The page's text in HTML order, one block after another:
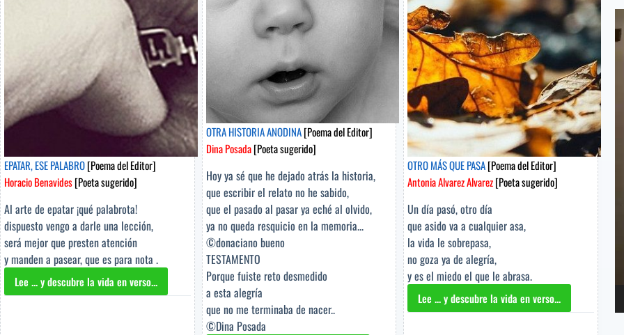
EPATAR, ESE PALABRO[Poema del Editor]
Horacio Benavides[Poeta sugerido]
Al arte de epatar ¡qué palabrota!
dispuesto vengo a darle una lección,
será mejor que presten atención
y manden a pasear, que es para nota .
Lee ... y descubre la vida en verso...
EPATAR,
OTRA HISTORIA ANODINA[Poema del Editor]
Dina Posada[Poeta sugerido]
Hoy ya sé que he dejado atrás la historia,
que escribir el relato no he sabido,
que el pasado al pasar ya eché al olvido,
ya no queda resquicio en la memoria...
©donaciano bueno
TESTAMENTO
Porque fuiste reto desmedido
a esta alegría
que no me terminaba de nacer..
©Dina Posada
OTRO MÁS QUE PASA[Poema del Editor]
Antonia Alvarez Alvarez[Poeta sugerido]
Un día pasó, otro día
que asido va a cualquier asa,
la vida le sobrepasa,
no goza ya de alegría,
y es el miedo el que le abrasa.
Lee ... y descubre la vida en verso...
OTRO
de